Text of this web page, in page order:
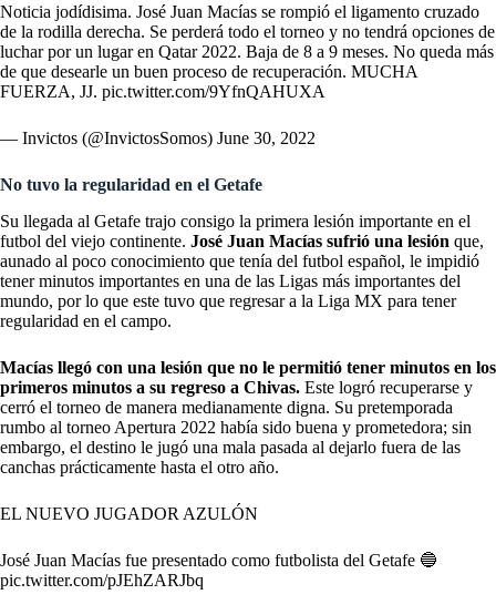
Noticia jodídisima. José Juan Macías se rompió el ligamento cruzado
de la rodilla derecha. Se perderá todo el torneo y no tendrá opciones de
luchar por un lugar en Qatar 2022. Baja de 8 a 9 meses. No queda más
de que desearle un buen proceso de recuperación. MUCHA
FUERZA, JJ. pic.twitter.com/9YfnQAHUXA
— Invictos (@InvictosSomos) June 30, 2022
No tuvo la regularidad en el Getafe
Su llegada al Getafe trajo consigo la primera lesión importante en el
futbol del viejo continente. José Juan Macías sufrió una lesión que,
aunado al poco conocimiento que tenía del futbol español, le impidió
tener minutos importantes en una de las Ligas más importantes del
mundo, por lo que este tuvo que regresar a la Liga MX para tener
regularidad en el campo.
Macías llegó con una lesión que no le permitió tener minutos en los
primeros minutos a su regreso a Chivas. Este logró recuperarse y
cerró el torneo de manera medianamente digna. Su pretemporada
rumbo al torneo Apertura 2022 había sido buena y prometedora; sin
embargo, el destino le jugó una mala pasada al dejarlo fuera de las
canchas prácticamente hasta el otro año.
EL NUEVO JUGADOR AZULÓN
José Juan Macías fue presentado como futbolista del Getafe 🔵
pic.twitter.com/pJEhZARJbq